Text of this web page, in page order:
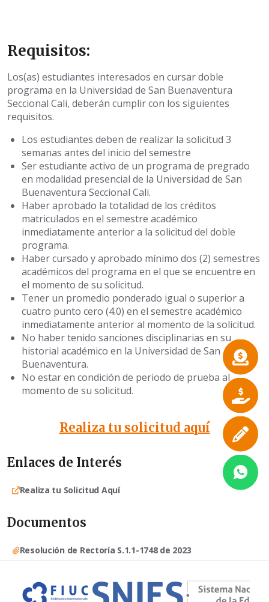
Requisitos:
Los(as) estudiantes interesados en cursar doble
programa en la Universidad de San Buenaventura
Seccional Cali, deberán cumplir con los siguientes
requisitos.
Los estudiantes deben de realizar la solicitud 3
semanas antes del inicio del semestre
Ser estudiante activo de un programa de pregrado
en modalidad presencial de la Universidad de San
Buenaventura Seccional Cali.
Haber aprobado la totalidad de los créditos
matriculados en el semestre académico
inmediatamente anterior a la solicitud del doble
programa.
Haber cursado y aprobado mínimo dos (2) semestres
académicos del programa en el que se encuentre en
el momento de su solicitud.
Tener un promedio ponderado igual o superior a
cuatro punto cero (4.0) en el semestre académico
inmediatamente anterior al momento de la solicitud.
No haber tenido sanciones disciplinarias en su
historial académico en la Universidad de San
Buenaventura.
No estar en condición de periodo de prueba al
momento de su solicitud.
Realiza tu solicitud aquí
Enlaces de Interés
Realiza tu Solicitud Aquí
Documentos
Resolución de Rectoría S.1.1-1748 de 2023